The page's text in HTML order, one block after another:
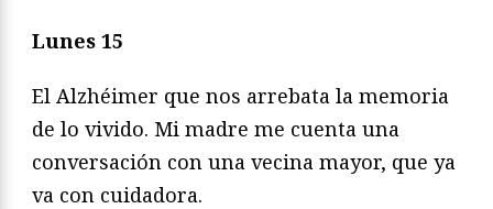
Lunes 15
El Alzhéimer que nos arrebata la memoria
de lo vivido. Mi madre me cuenta una
conversación con una vecina mayor, que ya
va con cuidadora.